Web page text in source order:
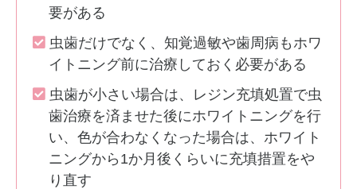
要がある
虫歯だけでなく、知覚過敏や歯周病もホワ
イトニング前に治療しておく必要がある
虫歯が小さい場合は、レジン充填処置で虫
歯治療を済ませた後にホワイトニングを行
い、色が合わなくなった場合は、ホワイト
ニングから1か月後くらいに充填措置をや
り直す